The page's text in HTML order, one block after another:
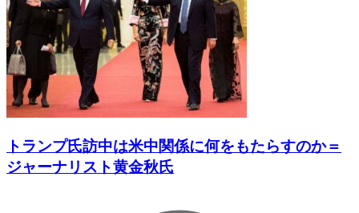
トランプ氏訪中は米中関係に何をもたらすのか＝
ジャーナリスト黄金秋氏